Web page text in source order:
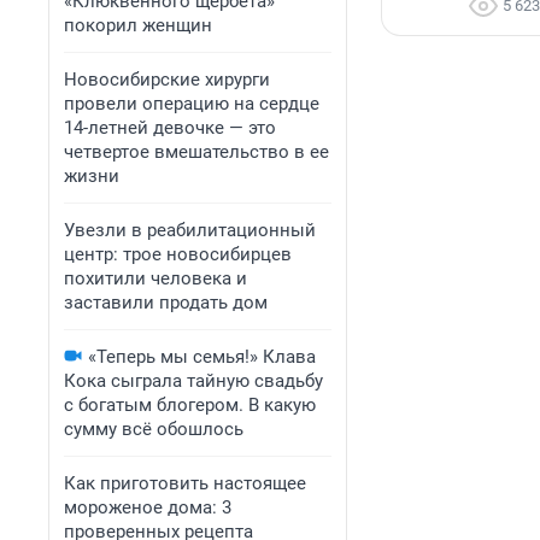
покорил женщин
Новосибирские хирурги
провели операцию на сердце
14-летней девочке — это
четвертое вмешательство в ее
жизни
Увезли в реабилитационный
центр: трое новосибирцев
похитили человека и
заставили продать дом
«Теперь мы семья!» Клава
Кока сыграла тайную свадьбу
с богатым блогером. В какую
сумму всё обошлось
Как приготовить настоящее
мороженое дома: 3
проверенных рецепта
5 623